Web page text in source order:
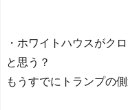
・ホワイトハウスがク
と思う？
もうすでにトランプの